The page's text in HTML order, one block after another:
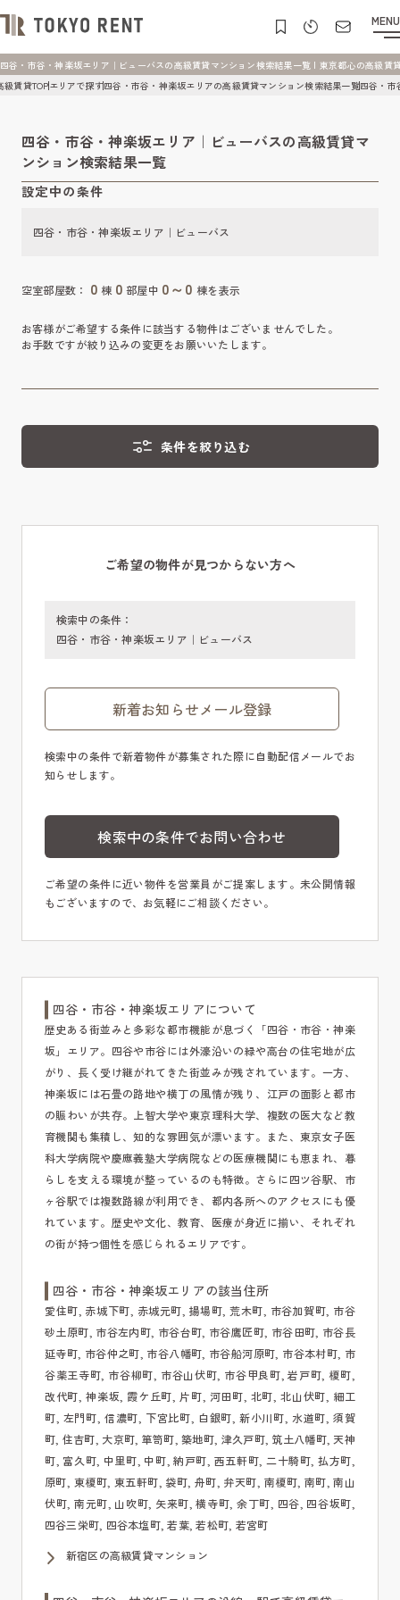
MENU
四谷・市谷・神楽坂エリア｜ビューバスの高級賃貸マンション検索結果一覧 | 東京都心の高級賃
級賃貸TOPエリアで探す四谷・市谷・神楽坂エリアの高級賃貸マンション検索結果一覧四谷・市
四谷・市谷・神楽坂エリア｜ビューバスの高級賃貸マ
ンション検索結果一覧
設定中の条件
空室部屋数： 0 棟 0 部屋中 0～0棟を表示
四谷・市谷・神楽坂エリア｜ビューバス
お客様がご希望する条件に該当する物件はございませんでした。
お手数ですが絞り込みの変更をお願いいたします。
条件を絞り込む
ご希望の物件が見つからない方へ
検索中の条件：
四谷・市谷・神楽坂エリア｜ビューバス
新着お知らせメール登録
検索中の条件で新着物件が募集された際に自動配信メールでお
知らせします。
検索中の条件でお問い合わせ
ご希望の条件に近い物件を営業員がご提案します。未公開情報
もございますので、お気軽にご相談ください。
四谷・市谷・神楽坂エリアについて
歴史ある街並みと多彩な都市機能が息づく「四谷・市谷・神楽
坂」エリア。四谷や市谷には外濠沿いの緑や高台の住宅地が広
がり、長く受け継がれてきた街並みが残されています。一方、
神楽坂には石畳の路地や横丁の風情が残り、江戸の面影と都市
の賑わいが共存。上智大学や東京理科大学、複数の医大など教
育機関も集積し、知的な雰囲気が漂います。また、東京女子医
科大学病院や慶應義塾大学病院などの医療機関にも恵まれ、暮
らしを支える環境が整っているのも特徴。さらに四ツ谷駅、市
ヶ谷駅では複数路線が利用でき、都内各所へのアクセスにも優
れています。歴史や文化、教育、医療が身近に揃い、それぞれ
の街が持つ個性を感じられるエリアです。
四谷・市谷・神楽坂エリアの該当住所
愛住町, 赤城下町, 赤城元町, 揚場町, 荒木町, 市谷加賀町, 市谷
砂土原町, 市谷左内町, 市谷台町, 市谷鷹匠町, 市谷田町, 市谷長
延寺町, 市谷仲之町, 市谷八幡町, 市谷船河原町, 市谷本村町, 市
谷薬王寺町, 市谷柳町, 市谷山伏町, 市谷甲良町, 岩戸町, 榎町,
改代町, 神楽坂, 霞ケ丘町, 片町, 河田町, 北町, 北山伏町, 細工
町, 左門町, 信濃町, 下宮比町, 白銀町, 新小川町, 水道町, 須賀
町, 住吉町, 大京町, 箪笥町, 築地町, 津久戸町, 筑土八幡町, 天神
町, 富久町, 中里町, 中町, 納戸町, 西五軒町, 二十騎町, 払方町,
原町, 東榎町, 東五軒町, 袋町, 舟町, 弁天町, 南榎町, 南町, 南山
伏町, 南元町, 山吹町, 矢来町, 横寺町, 余丁町, 四谷, 四谷坂町,
四谷三栄町, 四谷本塩町, 若葉, 若松町, 若宮町
新宿区の高級賃貸マンション